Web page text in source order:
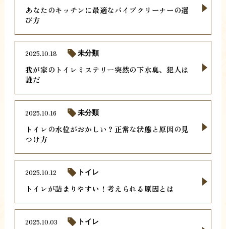
あなたのキッチンに最適なパイプクリーナーの選
び方
我が家のトイレミステリー突然の下水臭、犯人は
誰だ
2025.10.18 未分類
トイレの水位がおかしい？正常な状態と原因の見
つけ方
2025.10.16 未分類
トイレが詰まりやすい！考えられる原因とは
2025.10.12 トイレ
2025.10.03 トイレ